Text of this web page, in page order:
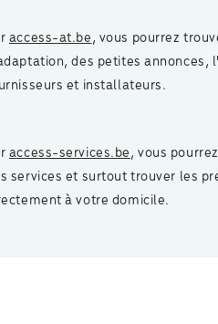
access-at.be, vous pourrez
des petites annonces,
et installateurs.
access-services.be, vous
services et surtout trouver les
à votre domicile.